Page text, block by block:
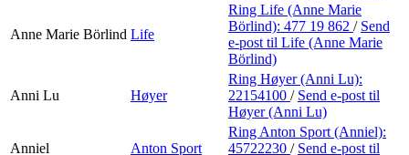
Anne Marie Börlind Life
Ring Life (Anne Marie
Börlind): 477 19 862 / Send
e-post til Life (Anne Marie
Börlind)
Anni Lu Høyer
Ring Høyer (Anni Lu):
22154100 / Send e-post til
Høyer (Anni Lu)
Anniel Anton Sport
Ring Anton Sport (Anniel):
45722230 / Send e-post til